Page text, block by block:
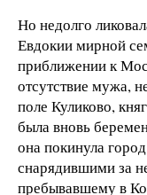
Но недолго
Евдокии мирной
приближении к
отсутствие мужа,
поле Куликово,
была вновь
она покинула
снарядившими за
пребывавшему в